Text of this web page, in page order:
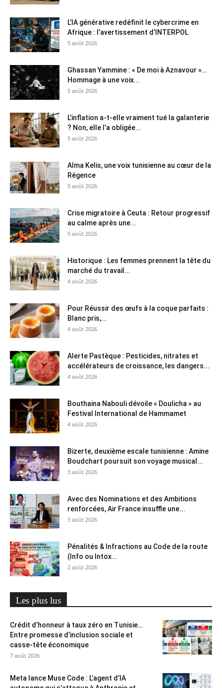
L’IA générative redéfinit le cybercrime en
Afrique : l’avertissement d’INTERPOL
5 août 2026
Ghassan Yammine : « De moi à Aznavour »…
Hommage à une voix...
5 août 2026
L’inflation a-t-elle vraiment tué la galanterie
? Non, elle l’a obligée...
5 août 2026
Alma Kelis, une voix tunisienne au cœur de la
Régence
5 août 2026
Crise migratoire à Ceuta : Retour progressif
au calme après une...
5 août 2026
Historique : Les femmes prennent la tête du
marché du travail...
4 août 2026
Pour Réussir des œufs à la coque parfaits :
Blanc pris,...
4 août 2026
Alerte Pastèque : Pesticides, nitrates et
accélérateurs de croissance, les dangers...
4 août 2026
Bouthaina Nabouli dévoile « Doulicha » au
Festival International de Hammamet
4 août 2026
Bizerte, deuxième escale tunisienne : Amine
Boudchart poursuit son voyage musical...
3 août 2026
Avec des Nominations et des Ambitions
renforcées, Air France insuffle une...
3 août 2026
Pénalités & Infractions au Code de la route
(Info ou Intox...
2 août 2026
Les plus lus
Crédit d’honneur à taux zéro en Tunisie…
Entre promesse d’inclusion sociale et
casse-tête économique
7 août 2026
Meta lance Muse Code : L’agent d’IA